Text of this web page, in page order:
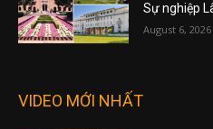
Sự nghiệp
August 6, 2026
VIDEO MỚI NHẤT